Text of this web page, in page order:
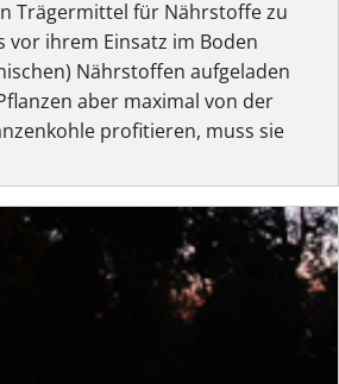
Trägermittel für Nährstoffe zu
vor ihrem Einsatz im Boden
Nährstoffen aufgeladen
aber maximal von der
profitieren, muss sie